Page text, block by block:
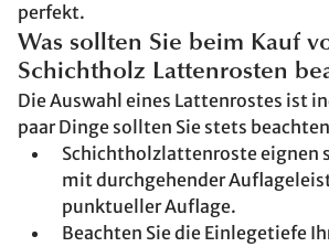
perfekt.
Was sollten Sie beim Kauf
Schichtholz Lattenrosten
Die Auswahl eines Lattenrostes ist
paar Dinge sollten Sie stets
Schichtholzlattenroste eignen
mit durchgehender
punktueller Auflage.
Beachten Sie die Einlegetiefe